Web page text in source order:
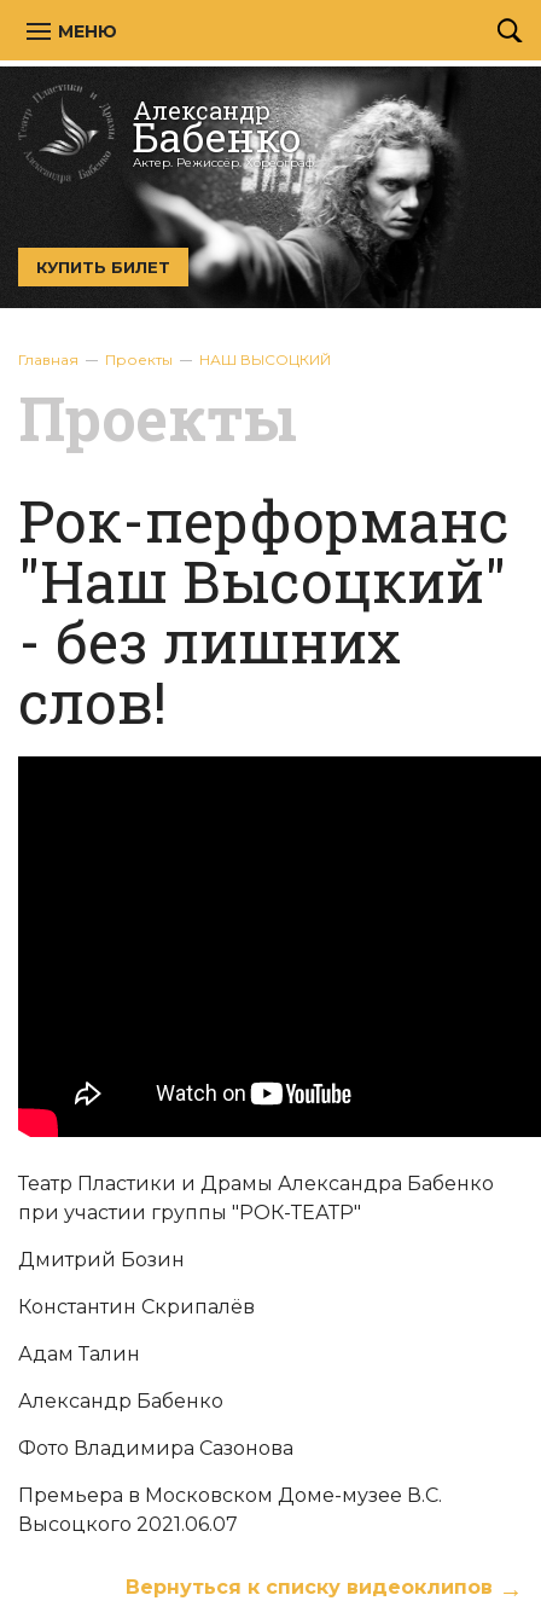
МЕНЮ
Александр
Бабенко
Актер. Режиссёр. Хореограф.
КУПИТЬ БИЛЕТ
Главная Проекты НАШ ВЫСОЦКИЙ
Проекты
Рок-перформанс
"Наш Высоцкий"
- без лишних
слов!
Театр Пластики и Драмы Александра Бабенко
при участии группы "РОК-ТЕАТР"
Дмитрий Бозин
Константин Скрипалёв
Адам Талин
Александр Бабенко
Фото Владимира Сазонова
Премьера в Московском Доме-музее В.С.
Высоцкого 2021.06.07
Вернуться к списку видеоклипов